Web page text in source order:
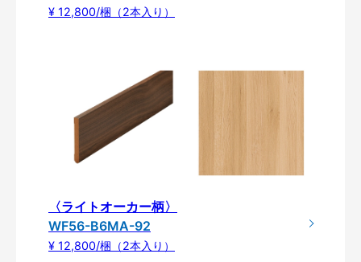
¥ 12,800/梱（2本入り）
〈ライトオーカー柄〉
WF56-B6MA-92
¥ 12,800/梱（2本入り）